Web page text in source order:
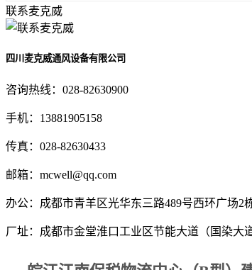
联系麦克威
四川麦克威通风设备有限公司
咨询热线： 028-82630900
手机： 13881905158
传真： 028-82630433
邮箱： mcwell@qq.com
办公： 成都市青羊区光华东三路489号西环广场2
厂址： 成都市金堂淮口工业区节能大道（国染大道